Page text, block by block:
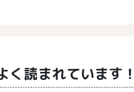
く読まれています！